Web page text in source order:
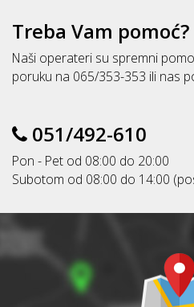
Treba Vam pomoć?
Naši operateri su spremni
poruku na 065/353-353 ili nas
051/492-610
Pon - Pet od 08:00 do 20:00
Subotom od 08:00 do 14:00